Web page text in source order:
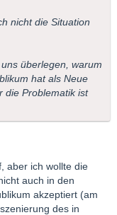
nicht die Situation
überlegen, warum
hat als Neue
die Problematik ist
aber ich wollte die
auch in den
akzeptiert (am
des in